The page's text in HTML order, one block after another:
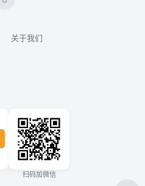
· 关于我们
扫码加微信